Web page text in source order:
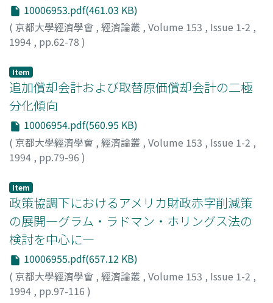
10006953.pdf(461.03 KB)
( 京都大學經濟學會 , 經濟論叢 , Volume 153 , Issue 1-2 ,
1994 , pp.62-78 )
Item
追加償却会計および取替原価償却会計の二極
分化傾向
10006954.pdf(560.95 KB)
( 京都大學經濟學會 , 經濟論叢 , Volume 153 , Issue 1-2 ,
1994 , pp.79-96 )
Item
政策協調下におけるアメリカ財政赤字削減策
の展開―グラム・ラドマン・ホリングス法の
検討を中心に―
10006955.pdf(657.12 KB)
( 京都大學經濟學會 , 經濟論叢 , Volume 153 , Issue 1-2 ,
1994 , pp.97-116 )